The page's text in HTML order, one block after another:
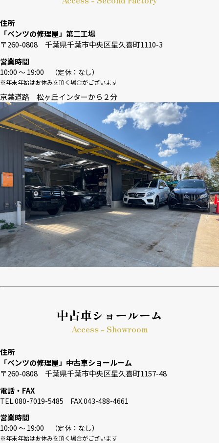
住所
「ベンツの修理屋」第二工場
〒260-0808 千葉県千葉市中央区星久喜町1110-3
営業時間
10:00 〜 19:00 （定休：なし）
※年末年始はお休みを頂く場合がございます
京葉道路 松ヶ丘インターから２分
中古車ショールーム
Access - Showroom
住所
「ベンツの修理屋」中古車ショールーム
〒260-0808 千葉県千葉市中央区星久喜町1157-48
電話・FAX
TEL.080-7019-5485 FAX.043-488-4661
営業時間
10:00 〜 19:00 （定休：なし）
※年末年始はお休みを頂く場合がございます